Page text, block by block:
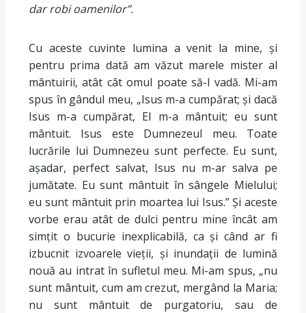
dar robi oamenilor”.
Cu aceste cuvinte lumina a venit la mine, și
pentru prima dată am văzut marele mister al
mântuirii, atât cât omul poate să-l vadă. Mi-am
spus în gândul meu, „Isus m-a cumpărat; și dacă
Isus m-a cumpărat, El m-a mântuit; eu sunt
mântuit. Isus este Dumnezeul meu. Toate
lucrările lui Dumnezeu sunt perfecte. Eu sunt,
așadar, perfect salvat, Isus nu m-ar salva pe
jumătate. Eu sunt mântuit în sângele Mielului;
eu sunt mântuit prin moartea lui Isus.” Și aceste
vorbe erau atât de dulci pentru mine încât am
simțit o bucurie inexplicabilă, ca și când ar fi
izbucnit izvoarele vieții, și inundații de lumină
nouă au intrat în sufletul meu. Mi-am spus, „nu
sunt mântuit, cum am crezut, mergând la Maria;
nu sunt mântuit de purgatoriu, sau de